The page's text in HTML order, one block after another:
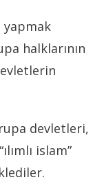
yapmak
halklarının
devletleri,
islam”